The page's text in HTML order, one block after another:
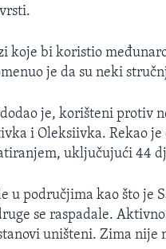
koje bi koristio
je da su neki
je, korišteni protiv
i Oleksiivka. Rekao
uključujući 44
u područjima kao što je
se raspadale.
uništeni. Zima nije